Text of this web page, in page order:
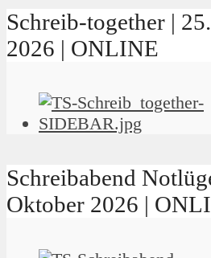
Schreib-together |
2026 | ONLINE
Schreibabend
Oktober 2026 |